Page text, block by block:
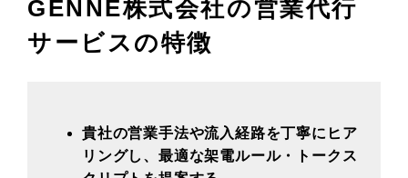
GENNE株式会社の営業代行
サービスの特徴
貴社の営業手法や流入経路を丁寧にヒア
リングし、最適な架電ルール・トークス